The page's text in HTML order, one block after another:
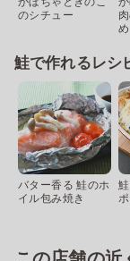
のシチュー
め
鮭で作れるレシ
バター香る 鮭のホ
イル包み焼き